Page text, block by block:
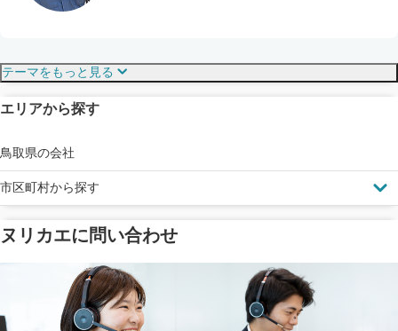
塗料の​品質を​保証
メーカー保証
見えにくい屋根も安心
ドローン診断
省エネ効果
断熱・遮熱塗料対応
テーマをもっと見る
エリアから探す
鳥取県の会社
市区町村から探す
ヌリカエに問い合わせ